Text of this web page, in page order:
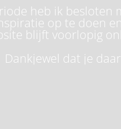
heb ik
op te doen
blijft voorlopig
Dankjewel dat je